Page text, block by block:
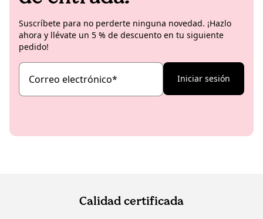
Suscríbete para no perderte ninguna novedad. ¡Hazlo
ahora y llévate un 5 % de descuento en tu siguiente
pedido!
Correo electrónico* Iniciar sesión
Calidad certificada